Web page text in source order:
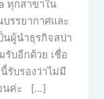
ทุกสาขาใน
บรรยากาศและ
นผู้นำธุรกิจสปา
รับอีกด้วย เชื่อ
รับรองว่าไม่มี
อนค่ะ […]